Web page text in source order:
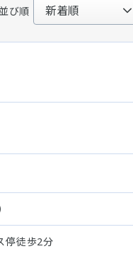
び順
停徒歩2分